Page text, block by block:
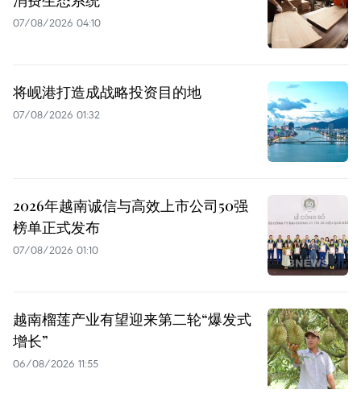
07/08/2026 04:10
将岘港打造成战略投资目的地
07/08/2026 01:32
2026年越南诚信与高效上市公司50强
榜单正式发布
07/08/2026 01:10
越南榴莲产业有望迎来第二轮“爆发式
增长”
06/08/2026 11:55